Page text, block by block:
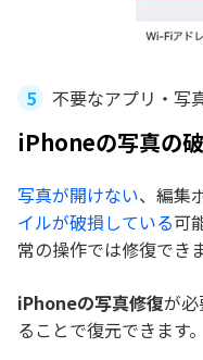
不要なアプリ・写
iPhoneの写真の
写真が開けない、編集
イルが破損している可
常の操作では修復でき
iPhoneの写真修復が
ることで復元できます。